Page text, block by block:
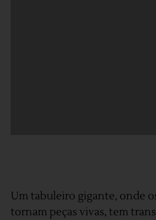
Um tabuleiro gigante, onde
tornam peças vivas, tem